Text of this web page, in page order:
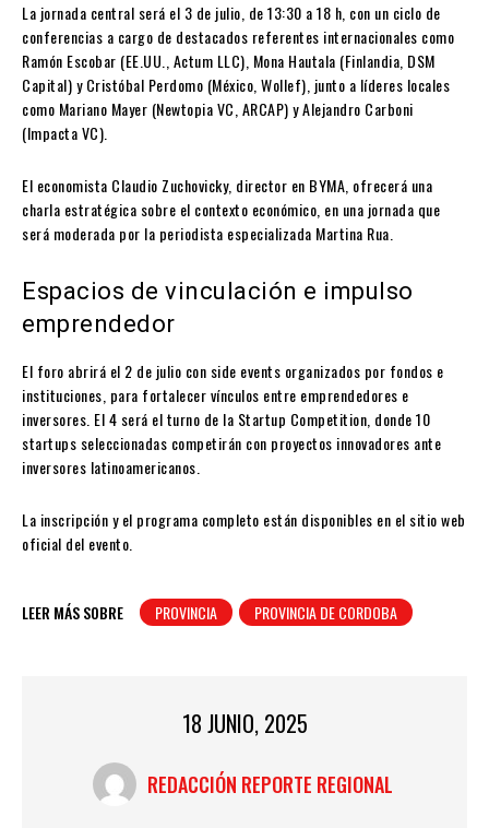
La jornada central será el 3 de julio, de 13:30 a 18 h, con un ciclo de
conferencias a cargo de destacados referentes internacionales como
Ramón Escobar (EE.UU., Actum LLC), Mona Hautala (Finlandia, DSM
Capital) y Cristóbal Perdomo (México, Wollef), junto a líderes locales
como Mariano Mayer (Newtopia VC, ARCAP) y Alejandro Carboni
(Impacta VC).
El economista Claudio Zuchovicky, director en BYMA, ofrecerá una
charla estratégica sobre el contexto económico, en una jornada que
será moderada por la periodista especializada Martina Rua.
Espacios de vinculación e impulso
emprendedor
El foro abrirá el 2 de julio con side events organizados por fondos e
instituciones, para fortalecer vínculos entre emprendedores e
inversores. El 4 será el turno de la Startup Competition, donde 10
startups seleccionadas competirán con proyectos innovadores ante
inversores latinoamericanos.
La inscripción y el programa completo están disponibles en el sitio web
oficial del evento.
LEER MÁS SOBRE PROVINCIA PROVINCIA DE CORDOBA
18 JUNIO, 2025
REDACCIÓN REPORTE REGIONAL